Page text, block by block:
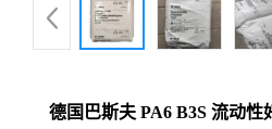
德国巴斯夫 PA6 B3S 流动性